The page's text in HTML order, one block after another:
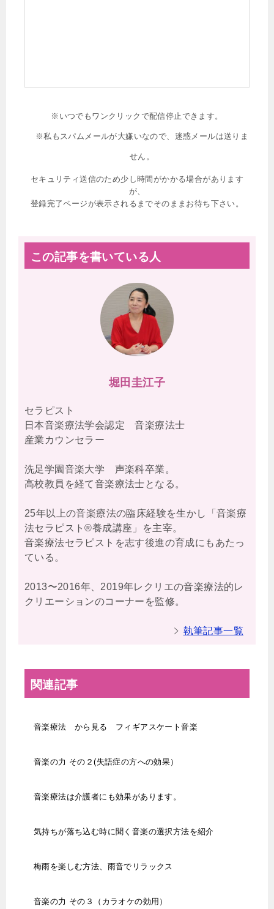
※いつでもワンクリックで配信停止できます。
※私もスパムメールが大嫌いなので、迷惑メールは送りま
せん。
セキュリティ送信のため少し時間がかかる場合があります
が、
登録完了ページが表示されるまでそのままお待ち下さい。
この記事を書いている人
堀田圭江子
セラピスト
日本音楽療法学会認定 音楽療法士
産業カウンセラー
洗足学園音楽大学 声楽科卒業。
高校教員を経て音楽療法士となる。
25年以上の音楽療法の臨床経験を生かし「音楽療
法セラピスト®養成講座」を主宰。
音楽療法セラピストを志す後進の育成にもあたっ
ている。
2013〜2016年、2019年レクリエの音楽療法的レ
クリエーションのコーナーを監修。
執筆記事一覧
関連記事
音楽療法 から見る フィギアスケート音楽
音楽の力 その２(失語症の方への効果）
音楽療法は介護者にも効果があります。
気持ちが落ち込む時に聞く音楽の選択方法を紹介
梅雨を楽しむ方法、雨音でリラックス
音楽の力 その３（カラオケの効用）